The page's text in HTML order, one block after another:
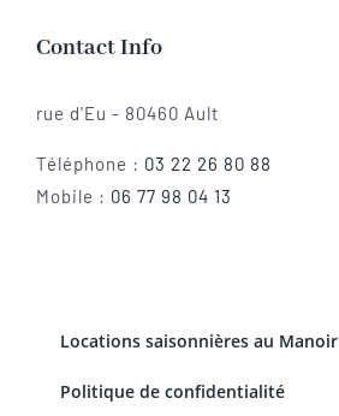
Contact Info
rue d'Eu - 80460 Ault
Téléphone : 03 22 26 80 88
Mobile : 06 77 98 04 13
Locations saisonnières au Manoir
Politique de confidentialité